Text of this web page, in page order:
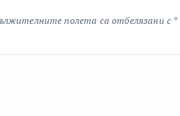
полета са отбелязани с *